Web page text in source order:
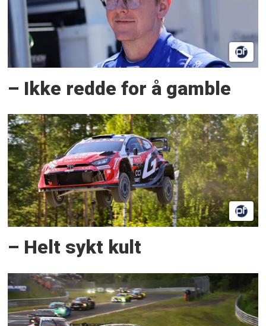
– Ikke redde for å gamble
– Helt sykt kult